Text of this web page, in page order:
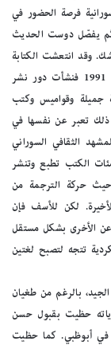
فرصة الحضور في
ثم يفصّل دوست الحديث
وقد انتعشت الكتابة
بالكردية بعد رفع الحظر عن اللغة الكردية في تركيا عام 1991 فنشأت دور نشر
جميلة وقواميس وكتب
ذلك تعبر عن نفسها في
الثقافي السوراني
الكتب تطبع وتنشر
حركة الترجمة من
لكن للأسف فإن
عن الأخرى بشكل مستقل
تتجه لتصبح لغتين
بالرغم من طغيان
حظيت بقبول حسن
عن مشروع كلمة في أبوظبي. كما حظيت